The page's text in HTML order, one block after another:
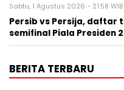
Sabtu, 1 Agustus 2026 - 21:58 WIB
Persib vs Persija, daftar
semifinal Piala Presiden
BERITA TERBARU